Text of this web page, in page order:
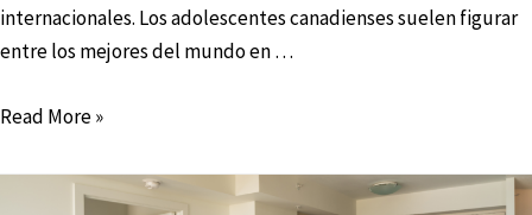
internacionales. Los adolescentes canadienses suelen figurar
entre los mejores del mundo en …
Read More »